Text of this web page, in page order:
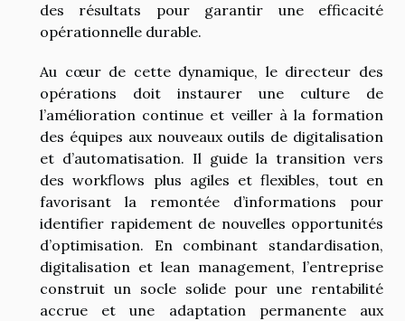
des résultats pour garantir une efficacité
opérationnelle durable.
Au cœur de cette dynamique, le directeur des
opérations doit instaurer une culture de
l’amélioration continue et veiller à la formation
des équipes aux nouveaux outils de digitalisation
et d’automatisation. Il guide la transition vers
des workflows plus agiles et flexibles, tout en
favorisant la remontée d’informations pour
identifier rapidement de nouvelles opportunités
d’optimisation. En combinant standardisation,
digitalisation et lean management, l’entreprise
construit un socle solide pour une rentabilité
accrue et une adaptation permanente aux